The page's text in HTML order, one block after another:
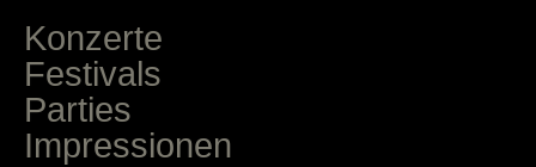
Konzerte
Festivals
Parties
Impressionen